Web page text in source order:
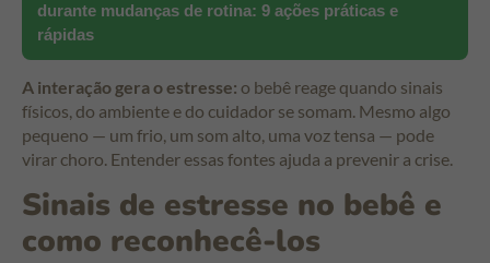
durante mudanças de rotina: 9 ações práticas e
rápidas
A interação gera o estresse: o bebê reage quando sinais
físicos, do ambiente e do cuidador se somam. Mesmo algo
pequeno — um frio, um som alto, uma voz tensa — pode
virar choro. Entender essas fontes ajuda a prevenir a crise.
Sinais de estresse no bebê e
como reconhecê-los